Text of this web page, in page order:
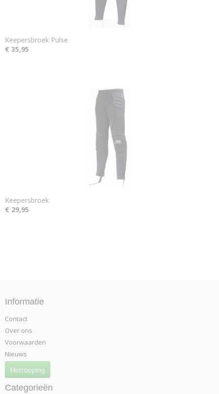
Keepersbroek Pulse
€ 35,95
Keepersbroek
€ 29,95
Informatie
Contact
Over ons
Voorwaarden
Nieuws
Herroeping
Categorieën